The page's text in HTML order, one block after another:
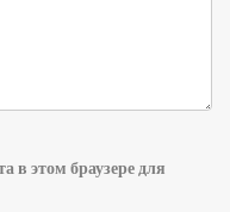
в этом браузере для